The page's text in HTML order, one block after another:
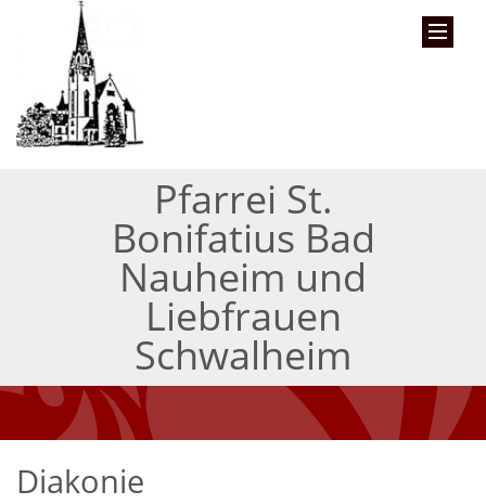
Pfarrei St.
Bonifatius Bad
Nauheim und
Liebfrauen
Schwalheim
Diakonie